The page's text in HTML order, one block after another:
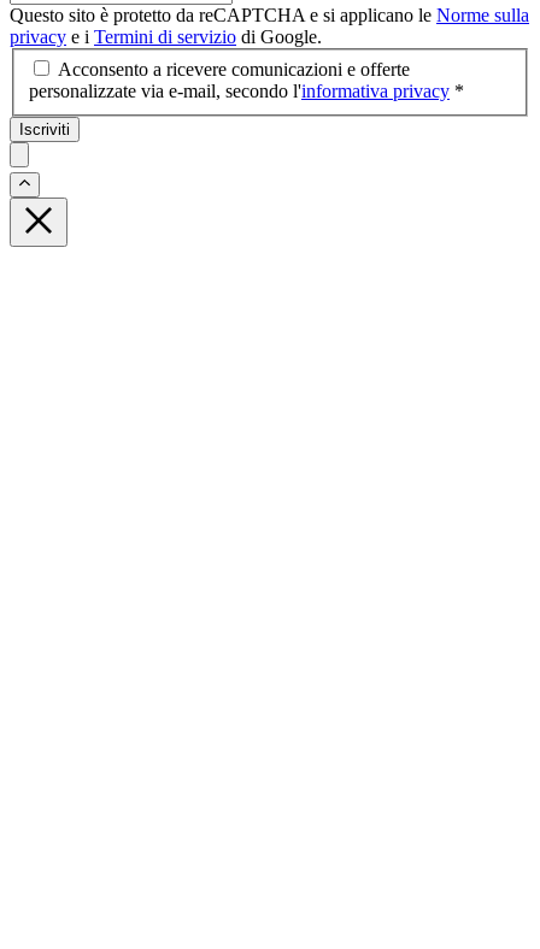
Questo sito è protetto da reCAPTCHA e si applicano le Norme sulla
privacy e i Termini di servizio di Google.
Acconsento a ricevere comunicazioni e offerte
personalizzate via e-mail, secondo l'informativa privacy *
Iscriviti